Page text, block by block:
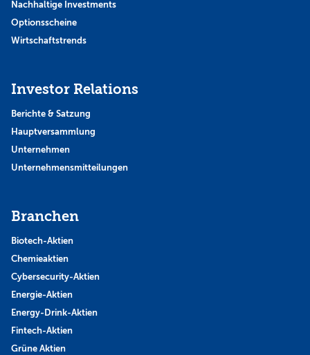
Nachhaltige Investments
Optionsscheine
Wirtschaftstrends
Investor Relations
Berichte & Satzung
Hauptversammlung
Unternehmen
Unternehmensmitteilungen
Branchen
Biotech-Aktien
Chemieaktien
Cybersecurity-Aktien
Energie-Aktien
Energy-Drink-Aktien
Fintech-Aktien
Grüne Aktien